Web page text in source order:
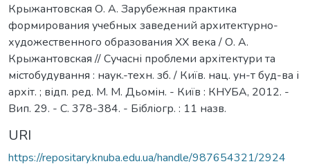
Крыжантовская О. А. Зарубежная практика
формирования учебных заведений архитектурно-
художественного образования ХХ века / О. А.
Крыжантовская // Сучасні проблеми архітектури та
містобудування : наук.-техн. зб. / Київ. нац. ун-т буд-ва і
архіт. ; відп. ред. М. М. Дьомін. - Київ : КНУБА, 2012. -
Вип. 29. - С. 378-384. - Бібліогр. : 11 назв.
URI
https://repositary.knuba.edu.ua/handle/987654321/2924